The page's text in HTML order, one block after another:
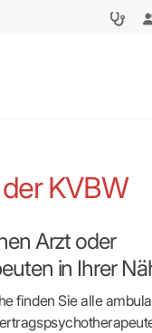
KVBW
Arzt oder
in Ihrer
finden Sie alle